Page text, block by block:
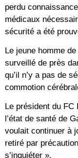
perdu
médicaux
sécurité a été
Le jeune homme
surveillé de près
qu’il n’y a pas de
commotion
Le président du
l’état de santé de
voulait continuer à
retiré par
s’inquiéter ».